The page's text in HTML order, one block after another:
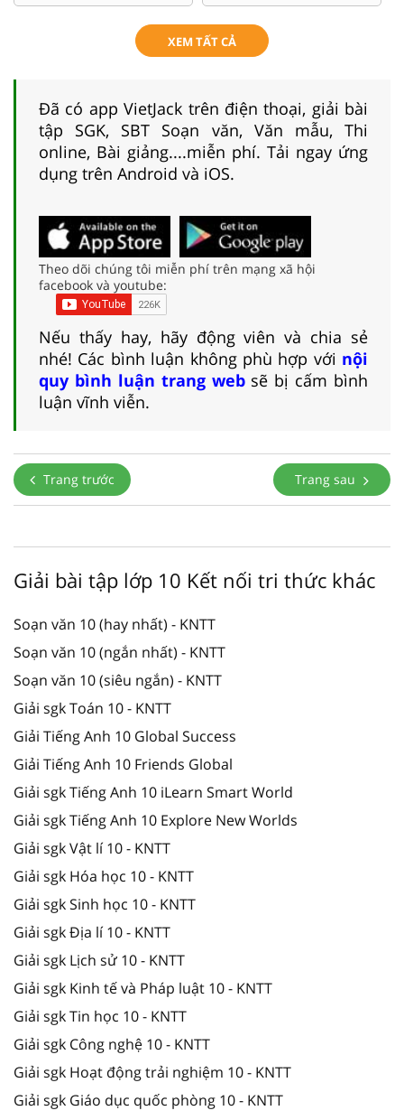
XEM TẤT CẢ
Đã có app VietJack trên điện thoại, giải bài
tập SGK, SBT Soạn văn, Văn mẫu, Thi
online, Bài giảng....miễn phí. Tải ngay ứng
dụng trên Android và iOS.
Theo dõi chúng tôi miễn phí trên mạng xã hội
facebook và youtube:
Nếu thấy hay, hãy động viên và chia sẻ
nhé! Các bình luận không phù hợp với nội
quy bình luận trang websẽ bị cấm bình
luận vĩnh viễn.
Trang trước Trang sau
Giải bài tập lớp 10 Kết nối tri thức khác
Soạn văn 10 (hay nhất) - KNTT
Soạn văn 10 (ngắn nhất) - KNTT
Soạn văn 10 (siêu ngắn) - KNTT
Giải sgk Toán 10 - KNTT
Giải Tiếng Anh 10 Global Success
Giải Tiếng Anh 10 Friends Global
Giải sgk Tiếng Anh 10 iLearn Smart World
Giải sgk Tiếng Anh 10 Explore New Worlds
Giải sgk Vật lí 10 - KNTT
Giải sgk Hóa học 10 - KNTT
Giải sgk Sinh học 10 - KNTT
Giải sgk Địa lí 10 - KNTT
Giải sgk Lịch sử 10 - KNTT
Giải sgk Kinh tế và Pháp luật 10 - KNTT
Giải sgk Tin học 10 - KNTT
Giải sgk Công nghệ 10 - KNTT
Giải sgk Hoạt động trải nghiệm 10 - KNTT
Giải sgk Giáo dục quốc phòng 10 - KNTT